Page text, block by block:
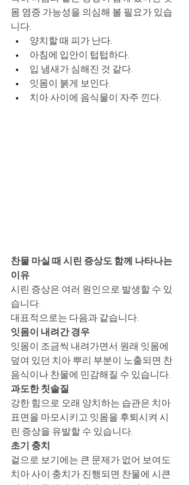
몸 염증 가능성을 의심해 볼 필요가 있습
니다.
양치할 때 피가 난다.
아침에 입안이 텁텁하다.
입 냄새가 심해진 것 같다.
잇몸이 붉게 보인다.
치아 사이에 음식물이 자주 낀다.
찬물 마실 때 시린 증상도 함께 나타나는
이유
시린 증상은 여러 원인으로 발생할 수 있
습니다.
대표적으로는 다음과 같습니다.
잇몸이 내려간 경우
잇몸이 조금씩 내려가면서 원래 잇몸에
덮여 있던 치아 뿌리 부분이 노출되면 찬
음식이나 찬물에 민감해질 수 있습니다.
과도한 칫솔질
강한 힘으로 오래 양치하는 습관은 치아
표면을 마모시키고 잇몸을 후퇴시켜 시
린 증상을 유발할 수 있습니다.
초기 충치
겉으로 보기에는 큰 문제가 없어 보여도
치아 사이 충치가 진행되면 찬물에 시큰